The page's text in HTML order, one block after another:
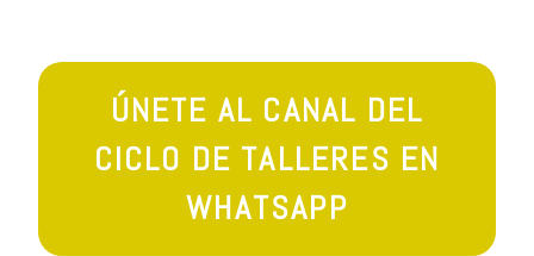
ÚNETE AL CANAL DEL
CICLO DE TALLERES EN
WHATSAPP